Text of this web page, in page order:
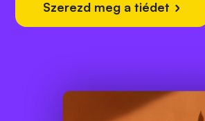
Szerezd meg a tiédet